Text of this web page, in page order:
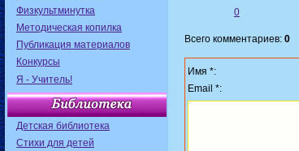
Физкультминутка
Методическая копилка
Публикация материалов
Конкурсы
Я - Учитель!
Детская библиотека
Стихи для детей
0
Всего комментариев: 0
Имя *:
Email *: